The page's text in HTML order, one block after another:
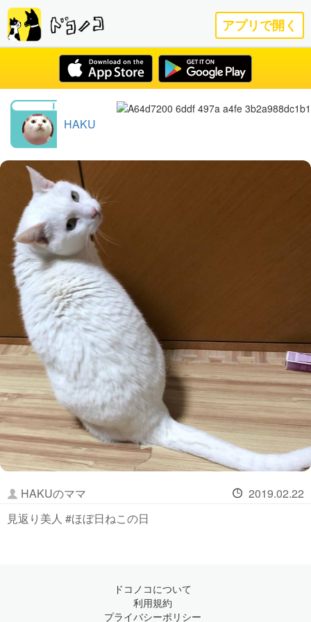
アプリで開く
HAKU
HAKUのママ
2019.02.22
見返り美人 #ほぼ日ねこの日
ドコノコについて
利用規約
プライバシーポリシー